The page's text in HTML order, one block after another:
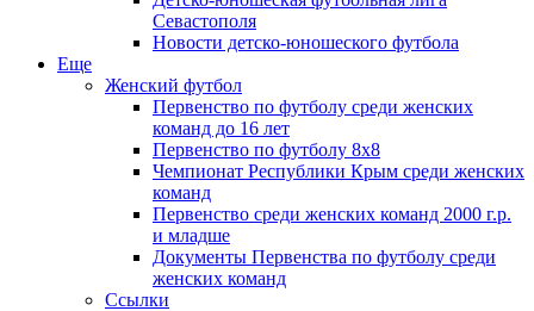
Севастополя
Новости детско-юношеского футбола
Еще
Женский футбол
Первенство по футболу среди женских
команд до 16 лет
Первенство по футболу 8х8
Чемпионат Республики Крым среди женских
команд
Первенство среди женских команд 2000 г.р.
и младше
Документы Первенства по футболу среди
женских команд
Ссылки